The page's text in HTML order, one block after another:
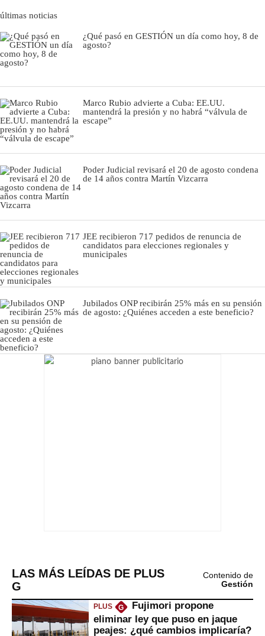
últimas noticias
¿Qué pasó en GESTIÓN un día como hoy, 8 de
agosto?
Marco Rubio advierte a Cuba: EE.UU.
mantendrá la presión y no habrá “válvula de
escape”
Poder Judicial revisará el 20 de agosto condena
de 14 años contra Martín Vizcarra
JEE recibieron 717 pedidos de renuncia de
candidatos para elecciones regionales y
municipales
Jubilados ONP recibirán 25% más en su pensión
de agosto: ¿Quiénes acceden a este beneficio?
LAS MÁS LEÍDAS DE PLUS
G
Contenido de
Gestión
PLUS G
Fujimori propone
eliminar ley que puso en jaque
peajes: ¿qué cambios implicaría?